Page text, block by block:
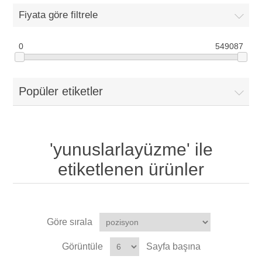
Fiyata göre filtrele
0 549087
Popüler etiketler
'yunuslarlayüzme' ile
etiketlenen ürünler
Göre sırala
Görüntüle Sayfa başına